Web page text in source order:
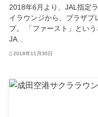
2018年6月より、JAL指定
イラウンジから、プラザプ
プ。 「ファースト」とい
JA...
2018年11月30日